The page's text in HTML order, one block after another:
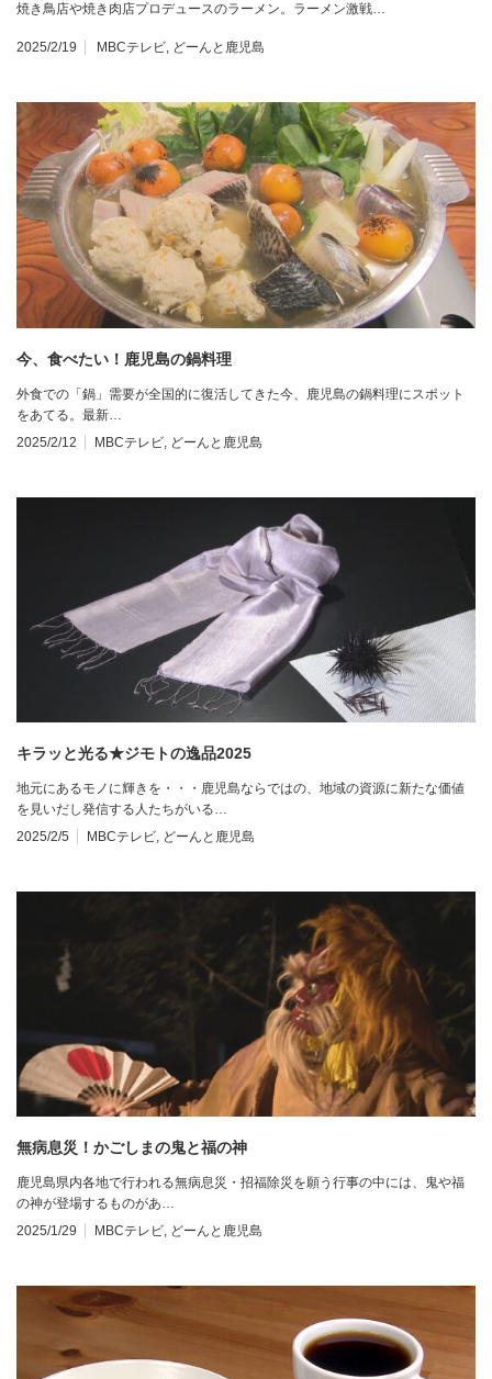
焼き鳥店や焼き肉店プロデュースのラーメン。ラーメン激戦…
2025/2/19 MBCテレビ, どーんと鹿児島
今、食べたい！鹿児島の鍋料理
外食での「鍋」需要が全国的に復活してきた今、鹿児島の鍋料理にスポット
をあてる。最新…
2025/2/12
MBCテレビ どーんと鹿児島
キラッと光る★ジモトの逸品2025
地元にあるモノに輝きを・・・鹿児島ならではの、地域の資源に新たな価値
を見いだし発信する人たちがいる…
2025/2/5
MBCテレビ どーんと鹿児島
無病息災！かごしまの鬼と福の神
鹿児島県内各地で行われる無病息災・招福除災を願う行事の中には、鬼や福
の神が登場するものがあ…
2025/1/29
MBCテレビ, どーんと鹿児島